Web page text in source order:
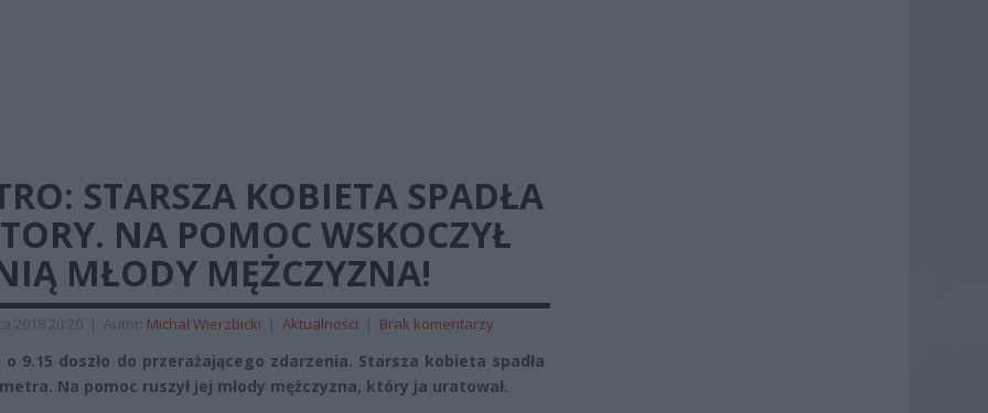
STARSZA KOBIETA SPADŁA
NA POMOC WSKOCZYŁ
MŁODY MĘŻCZYZNA!
2018 20:20 | Autor: Michał Wierzbicki | Aktualności | Brak komentarzy
o 9.15 doszło do przerażającego zdarzenia. Starsza kobieta spadła
Na pomoc ruszył jej młody mężczyzna, który ja uratował.